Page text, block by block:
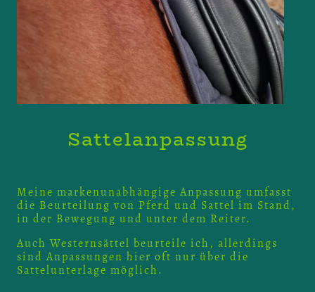
Sattelanpassung
Meine markenunabhängige Anpassung umfasst
die Beurteilung von Pferd und Sattel im Stand,
in der Bewegung und unter dem Reiter.
Auch Westernsättel beurteile ich, allerdings
sind Anpassungen hier oft nur über die
Sattelunterlage möglich.